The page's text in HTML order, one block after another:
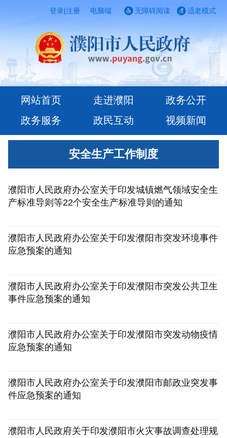
登录|注册 电脑端 适老模式
无障碍阅读
网站首页 走进濮阳
政务公开
政务服务
政民互动 视频新闻
安全生产工作制度
濮阳市人民政府办公室关于印发城镇燃气领域安全生
产标准导则等22个安全生产标准导则的通知
濮阳市人民政府办公室关于印发濮阳市突发环境事件
应急预案的通知
濮阳市人民政府办公室关于印发濮阳市突发公共卫生
事件应急预案的通知
濮阳市人民政府办公室关于印发濮阳市突发动物疫情
应急预案的通知
濮阳市人民政府办公室关于印发濮阳市邮政业突发事
件应急预案的通知
濮阳市人民政府关于印发濮阳市火灾事故调查处理规